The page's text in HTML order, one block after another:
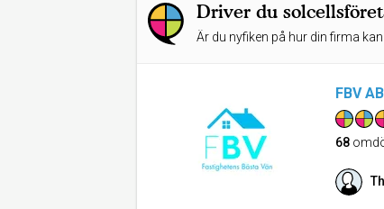
Driver du
Är du nyfiken på hur din firma
FBV AB
68